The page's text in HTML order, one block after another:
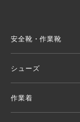
安全靴・作業靴
シューズ
作業着